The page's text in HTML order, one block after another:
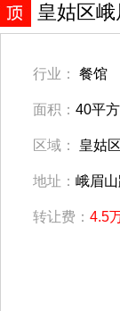
皇姑区
行业： 餐馆
面积： 40平
区域： 皇姑
地址： 峨眉
转让费： 4.5